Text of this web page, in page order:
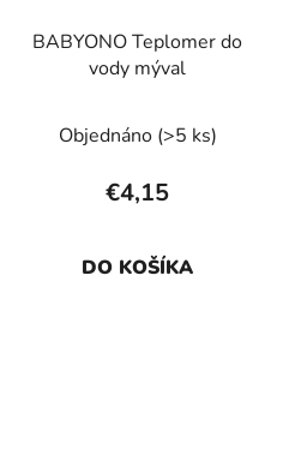
BABYONO Teplomer do
vody mýval
Objednáno (>5 ks)
€4,15
DO KOŠÍKA